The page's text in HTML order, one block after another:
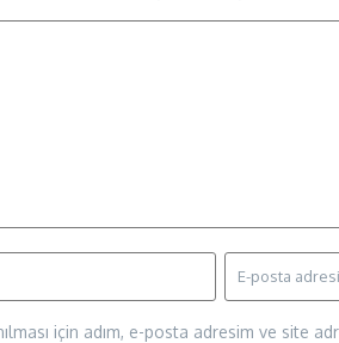
için adım, e-posta adresim ve site